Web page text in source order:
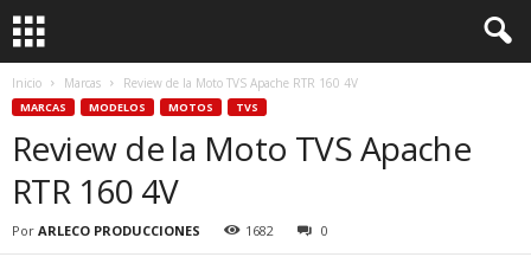
Inicio Marcas Review de la Moto TVS Apache RTR 160 4V
MARCAS MODELOS MOTOS TVS
Review de la Moto TVS Apache
RTR 160 4V
Por ARLECO PRODUCCIONES 1682 0